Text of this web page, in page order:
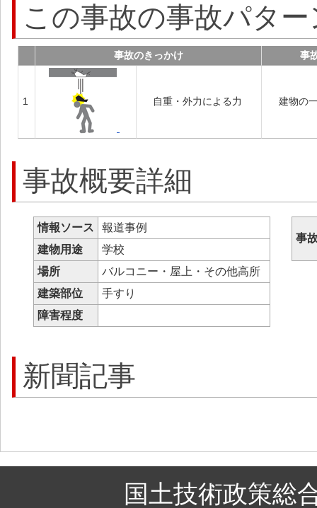
この事故の事故パター
事故のきっかけ 事
1 自重・外力による力 建物の
事故概要詳細
情報ソース
報道事例
建物用途
学校
場所
バルコニー・屋上・その他高所
建築部位
手すり
障害程度
事
新聞記事
国土技術政策